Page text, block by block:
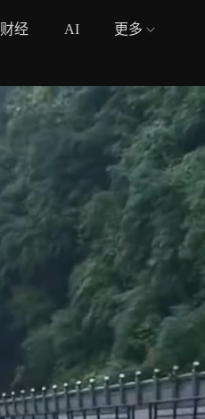
财经 AI 更多